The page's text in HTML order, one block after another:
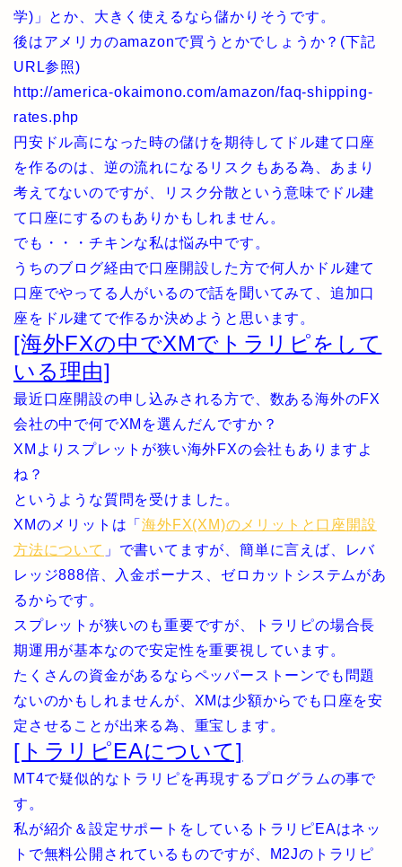
学)」とか、大きく使えるなら儲かりそうです。
後はアメリカのamazonで買うとかでしょうか？(下記
URL参照)
http://america-okaimono.com/amazon/faq-shipping-
rates.php
円安ドル高になった時の儲けを期待してドル建て口座
を作るのは、逆の流れになるリスクもある為、あまり
考えてないのですが、リスク分散という意味でドル建
て口座にするのもありかもしれません。
でも・・・チキンな私は悩み中です。
うちのブログ経由で口座開設した方で何人かドル建て
口座でやってる人がいるので話を聞いてみて、追加口
座をドル建てで作るか決めようと思います。
[海外FXの中でXMでトラリピをして
いる理由]
最近口座開設の申し込みされる方で、数ある海外のFX
会社の中で何でXMを選んだんですか？
XMよりスプレットが狭い海外FXの会社もありますよ
ね？
というような質問を受けました。
XMのメリットは「海外FX(XM)のメリットと口座開設
方法について 」で書いてますが、簡単に言えば、レバ
レッジ888倍、入金ボーナス、ゼロカットシステムがあ
るからです。
スプレットが狭いのも重要ですが、トラリピの場合長
期運用が基本なので安定性を重要視しています。
たくさんの資金があるならペッパーストーンでも問題
ないのかもしれませんが、XMは少額からでも口座を安
定させることが出来る為、重宝します。
[トラリピEAについて]
MT4で疑似的なトラリピを再現するプログラムの事で
す。
私が紹介＆設定サポートをしているトラリピEAはネッ
トで無料公開されているものですが、M2Jのトラリピ